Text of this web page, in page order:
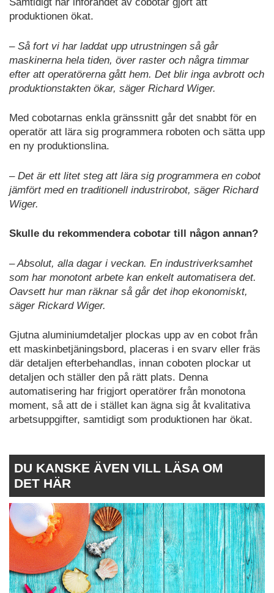
produktionen ökat.
– Så fort vi har laddat upp utrustningen så går
maskinerna hela tiden, över raster och några timmar
efter att operatörerna gått hem. Det blir inga avbrott och
produktionstakten ökar, säger Richard Wiger.
Med cobotarnas enkla gränssnitt går det snabbt för en
operatör att lära sig programmera roboten och sätta upp
en ny produktionslina.
– Det är ett litet steg att lära sig programmera en cobot
jämfört med en traditionell industrirobot, säger Richard
Wiger.
Skulle du rekommendera cobotar till någon annan?
– Absolut, alla dagar i veckan. En industriverksamhet
som har monotont arbete kan enkelt automatisera det.
Oavsett hur man räknar så går det ihop ekonomiskt,
säger Rickard Wiger.
Gjutna aluminiumdetaljer plockas upp av en cobot från
ett maskinbetjäningsbord, placeras i en svarv eller fräs
där detaljen efterbehandlas, innan coboten plockar ut
detaljen och ställer den på rätt plats. Denna
automatisering har frigjort operatörer från monotona
moment, så att de i stället kan ägna sig åt kvalitativa
arbetsuppgifter, samtidigt som produktionen har ökat.
DU KANSKE ÄVEN VILL LÄSA OM
DET HÄR